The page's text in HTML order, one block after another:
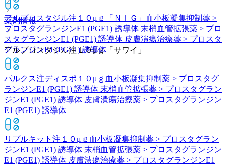
薬剤情報
アルプロスタジル注１０μｇ「サワイ」
アルプロスタジル注１０μｇ「ＮＩＧ」
血小板凝集抑制薬 >
プロスタグランジンE1 (PGE1) 誘導体 末梢血管拡張薬 > プロ
スタグランジンE1 (PGE1) 誘導体 皮膚潰瘍治療薬 > プロスタ
グランジンE1 (PGE1) 誘導体
パルクス注ディスポ１０μｇ 血小板凝集抑制薬 > プロスタグ
ランジンE1 (PGE1) 誘導体 末梢血管拡張薬 > プロスタグラン
ジンE1 (PGE1) 誘導体 皮膚潰瘍治療薬 > プロスタグランジン
E1 (PGE1) 誘導体
リプルキット注１０μｇ 血小板凝集抑制薬 > プロスタグラン
ジンE1 (PGE1) 誘導体 末梢血管拡張薬 > プロスタグランジン
E1 (PGE1) 誘導体 皮膚潰瘍治療薬 > プロスタグランジンE1